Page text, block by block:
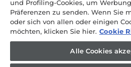
RECHTSSITZ: Via Comolli 57 - 20861
VERWALTUNGSSITZE: Via Privata Eden
Brugherio (MB) und Via Trento 20/A-22 -
35.000.000,00 EUR voll eingezahlt -
im Handelsregister Mailand-Monza-
und Profiling-Cookies, um
Präferenzen zu senden. Wenn Sie
oder sich von allen oder einigen
möchten, klicken Sie hier. Cookie
Alle Cookies